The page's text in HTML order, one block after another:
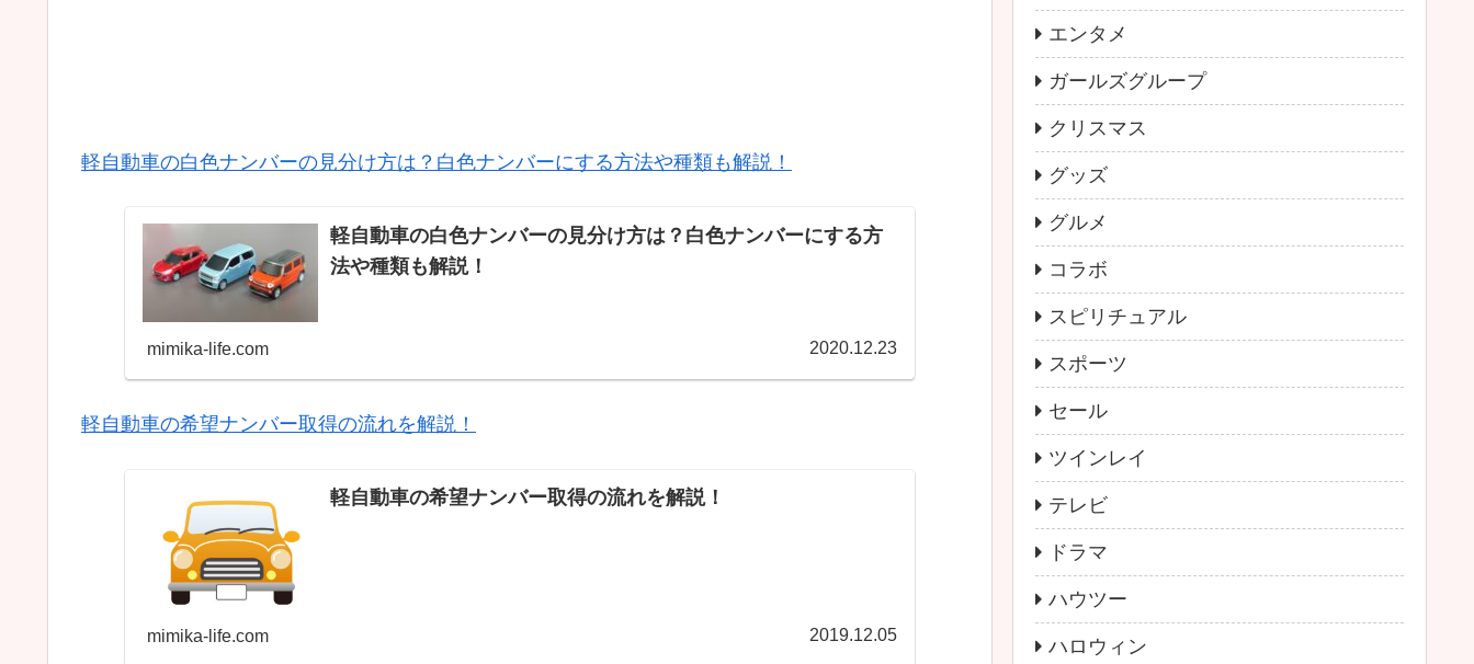
軽自動車の白色ナンバーの見分け方は？白色ナンバーにする方法や種類も解説！
軽自動車の白色ナンバーの見分け方は？白色ナンバーにする方
法や種類も解説！
mimika-life.com 2020.12.23
軽自動車の希望ナンバー取得の流れを解説！
軽自動車の希望ナンバー取得の流れを解説！
mimika-life.com 2019.12.05
エンタメ
ガールズグループ
クリスマス
グッズ
グルメ
コラボ
スピリチュアル
スポーツ
セール
ツインレイ
テレビ
ドラマ
ハウツー
ハロウィン